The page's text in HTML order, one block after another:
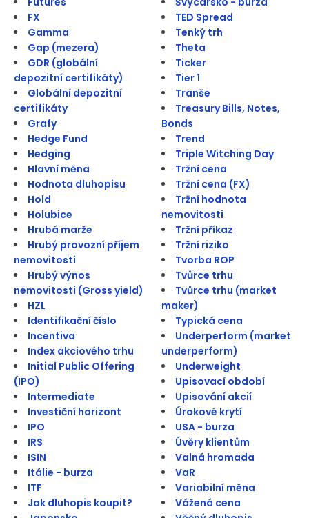
FX
Gamma
Gap (mezera)
GDR (globální
depozitní certifikáty)
Globální depozitní
certifikáty
Grafy
Hedge Fund
Hedging
Hlavní měna
Hodnota dluhopisu
Hold
Holubice
Hrubá marže
Hrubý provozní příjem
nemovitosti
Hrubý výnos
nemovitosti (Gross yield)
HZL
Identifikační číslo
Incentiva
Index akciového trhu
Initial Public Offering
(IPO)
Intermediate
Investiční horizont
IPO
IRS
ISIN
Itálie - burza
ITF
Jak dluhopis koupit?
TED Spread
Tenký trh
Theta
Ticker
Tier 1
Tranše
Treasury Bills, Notes,
Bonds
Trend
Triple Witching Day
Tržní cena
Tržní cena (FX)
Tržní hodnota
nemovitosti
Tržní příkaz
Tržní riziko
Tvorba ROP
Tvůrce trhu
Tvůrce trhu (market
maker)
Typická cena
Underperform (market
underperform)
Underweight
Upisovací období
Upisování akcií
Úrokové krytí
USA - burza
Úvěry klientům
Valná hromada
VaR
Variabilní měna
Vážená cena